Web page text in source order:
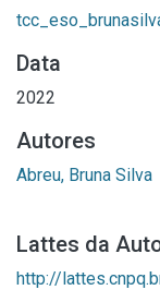
Data
2022
Autores
Abreu, Bruna Silva
Lattes da
http://